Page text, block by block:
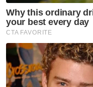
Sebanyak
milik
sudah
lalu
Jeti tidak
concertina